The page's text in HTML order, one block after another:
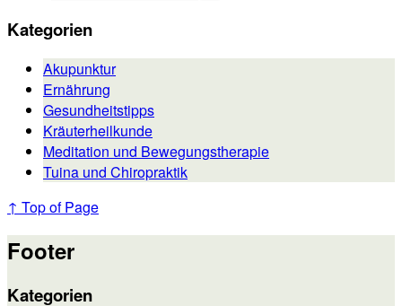
Kategorien
Akupunktur
Ernährung
Gesundheitstipps
Kräuterheilkunde
Meditation und Bewegungstherapie
Tuina und Chiropraktik
↑ Top of Page
Footer
Kategorien